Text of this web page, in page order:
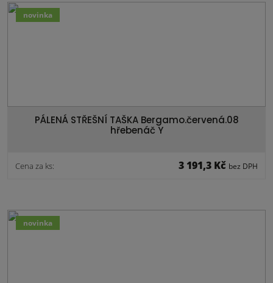
PÁLENÁ STŘEŠNÍ TAŠKA Bergamo.červená.08
hřebenáč Y
Cena za ks: 3 191,3 Kč bez DPH
novinka
novinka